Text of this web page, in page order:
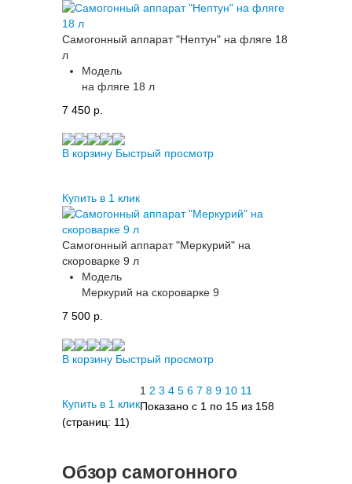
Самогонный аппарат "Нептун" на фляге 18
л
Модель
на фляге 18 л
7 450 p.
В корзину Быстрый просмотр
Купить в 1 клик
Самогонный аппарат "Меркурий" на
скороварке 9 л
Модель
Меркурий на скороварке 9
7 500 p.
В корзину Быстрый просмотр
Купить в 1 клик
1 2 3 4 5 6 7 8 9 10 11
Показано с 1 по 15 из 158
(страниц: 11)
Обзор самогонного